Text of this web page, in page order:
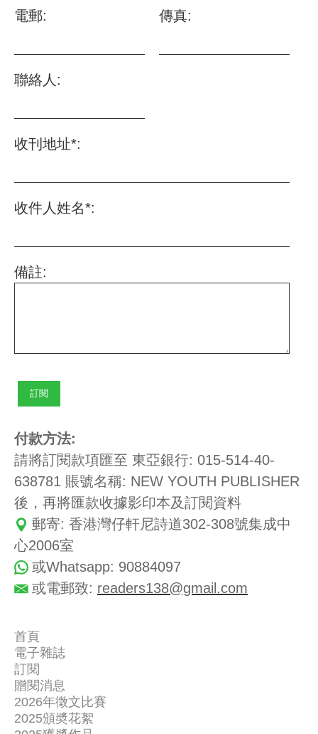
電郵: 傳真:
聯絡人:
收刊地址*:
收件人姓名*:
備註:
付款方法:
請將訂閱款項匯至 東亞銀行: 015-514-40-
638781 賬號名稱: NEW YOUTH PUBLISHER
後，再將匯款收據影印本及訂閱資料
郵寄: 香港灣仔軒尼詩道302-308號集成中
心2006室
或Whatsapp: 90884097
或電郵致: readers138@gmail.com
首頁
關
於
我
們
讀
者
新
聯
絡
電子雜誌
訂閱
贈閱消息
2026年徵文比賽
2025頒奬花絮